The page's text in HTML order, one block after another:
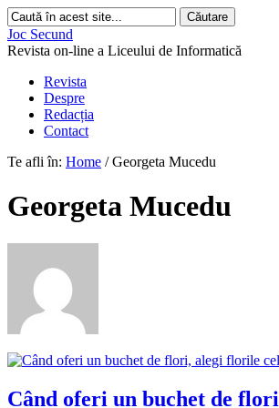
Joc Secund
Revista on-line a Liceului de Informatică
Revista
Despre
Redacția
Contact
Te afli în: Home / Georgeta Mucedu
Georgeta Mucedu
Când oferi un buchet de